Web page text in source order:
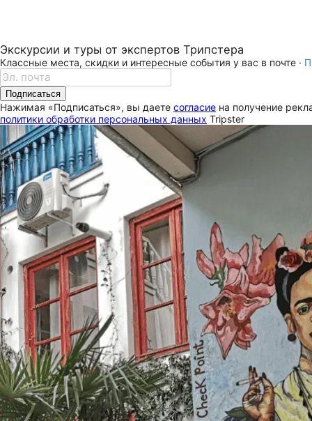
Экскурсии и туры от экспертов Трипстера
Классные места, скидки и интересные события у вас в почте ·
Подписаться
Нажимая «Подписаться», вы даете согласие на получение
политики обработки персональных данных Tripster